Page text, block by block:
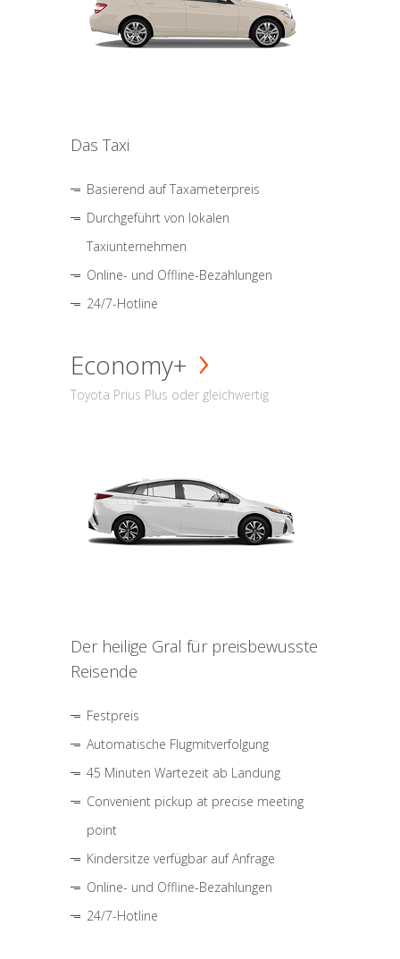
Das Taxi
Basierend auf Taxameterpreis
Durchgeführt von lokalen
Taxiunternehmen
Online- und Offline-Bezahlungen
24/7-Hotline
Economy+
Toyota Prius Plus oder gleichwertig
Der heilige Gral für preisbewusste
Reisende
Festpreis
Automatische Flugmitverfolgung
45 Minuten Wartezeit ab Landung
Convenient pickup at precise meeting
point
Kindersitze verfügbar auf Anfrage
Online- und Offline-Bezahlungen
24/7-Hotline